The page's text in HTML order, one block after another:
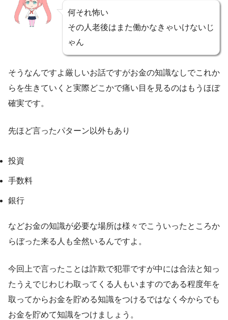
何それ怖い
その人老後はまた働かなきゃいけないじ
ゃん
そうなんですよ厳しいお話ですがお金の知識なしでこれか
らを生きていくと実際どこかで痛い目を見るのはもうほぼ
確実です。
先ほど言ったパターン以外もあり
投資
手数料
銀行
などお金の知識が必要な場所は様々でこういったところか
らぼった来る人も全然いるんですよ。
今回上で言ったことは詐欺で犯罪ですが中には合法と知っ
たうえでじわじわ取ってくる人もいますのである程度年を
取ってからお金を貯める知識をつけるではなく今からでも
お金を貯めて知識をつけましょう。